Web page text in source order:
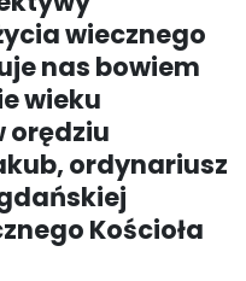
wiecznego
nas bowiem
wieku
orędziu
ordynariusz
Kościoła